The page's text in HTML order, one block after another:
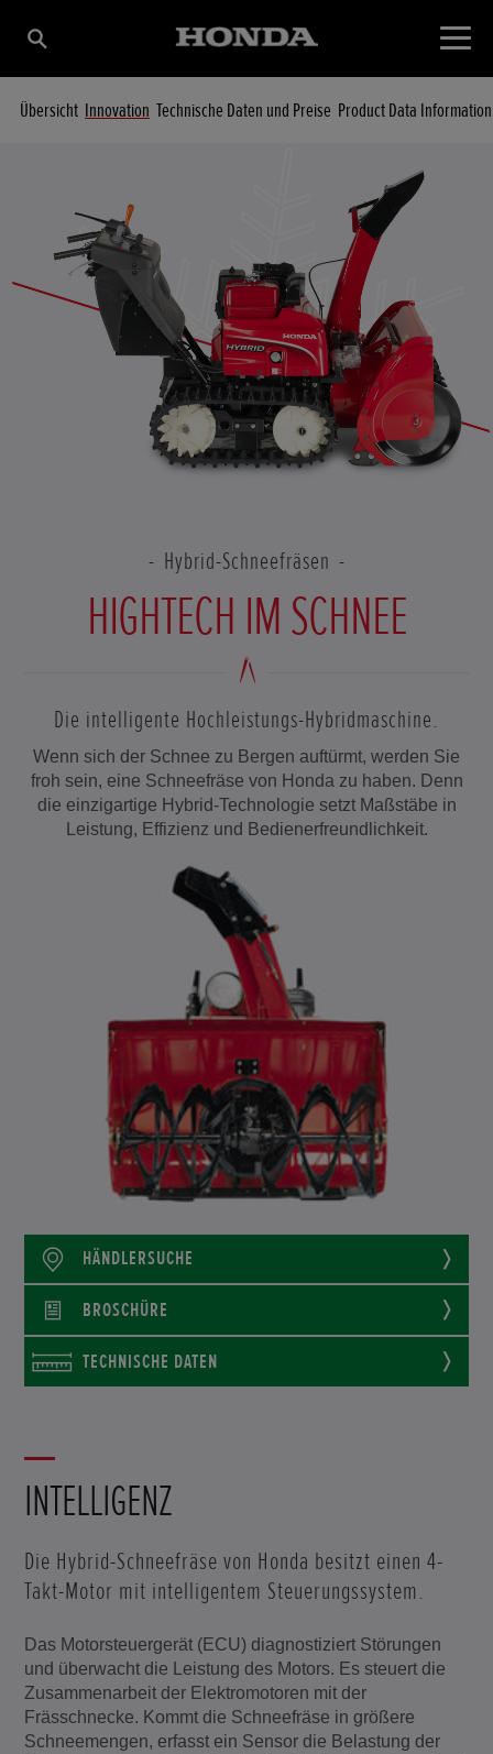
Übersicht Innovation Technische Daten und Preise Product Data
Hybrid-Schneefräsen
HIGHTECH IM SCHNEE
Die intelligente Hochleistungs-Hybridmaschine.
Wenn sich der Schnee zu Bergen auftürmt, werden Sie
froh sein, eine Schneefräse von Honda zu haben. Denn
die einzigartige Hybrid-Technologie setzt Maßstäbe in
Leistung, Effizienz und Bedienerfreundlichkeit.
HÄNDLERSUCHE
BROSCHÜRE
TECHNISCHE DATEN
INTELLIGENZ
Die Hybrid-Schneefräse von Honda besitzt einen 4-
Takt-Motor mit intelligentem Steuerungssystem.
Das Motorsteuergerät (ECU) diagnostiziert Störungen
und überwacht die Leistung des Motors. Es steuert die
Zusammenarbeit der Elektromotoren mit der
Frässchnecke. Kommt die Schneefräse in größere
Schneemengen, erfasst ein Sensor die Belastung der